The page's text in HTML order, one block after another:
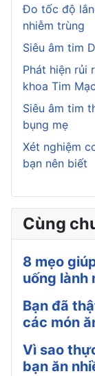
Đo tốc độ
nhiễm trùng
Siêu âm tim
Phát hiện rủi
khoa Tim
Siêu âm tim
bụng mẹ
Xét nghiệm
bạn nên biết
Cùng
8 mẹo
uống lành
Bạn đã
các món
Vì sao
bạn ăn